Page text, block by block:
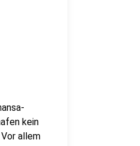
kein
allem